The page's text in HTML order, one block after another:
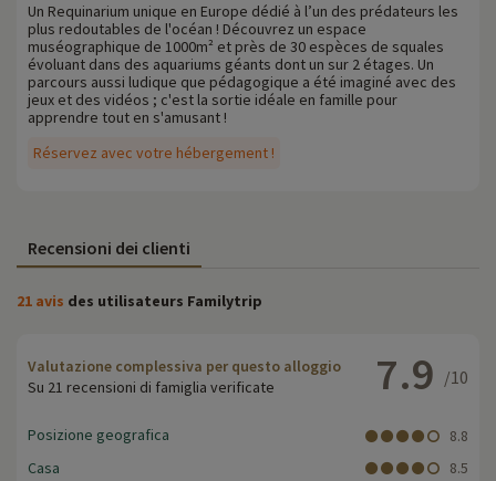
Réservez avec votre hébergement !
Un Requinarium unique en Europe dédié à l’un des prédateurs les
plus redoutables de l'océan ! Découvrez un espace
muséographique de 1000m² et près de 30 espèces de squales
évoluant dans des aquariums géants dont un sur 2 étages. Un
parcours aussi ludique que pédagogique a été imaginé avec des
jeux et des vidéos ; c'est la sortie idéale en famille pour
apprendre tout en s'amusant !
Recensioni dei clienti
21 avis des utilisateurs Familytrip
Valutazione complessiva per questo alloggio
Su 21 recensioni di famiglia verificate
7.9 /10
Posizione geografica
8.8
Casa
8.5